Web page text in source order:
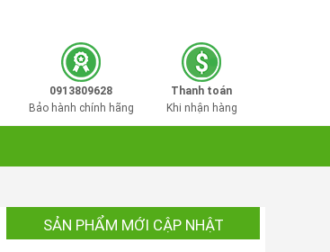
0913809628
Bảo hành chính hãng
Thanh toán
Khi nhận hàng
SẢN PHẨM MỚI CẬP NHẬT